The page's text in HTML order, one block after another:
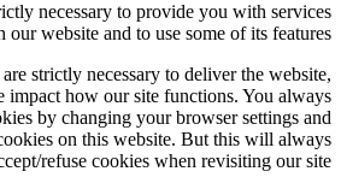
strictly necessary to provide you with
our website and to use some of its
are strictly necessary to deliver the
impact how our site functions. You
cookies by changing your browser settings
all cookies on this website. But this will
accept/refuse cookies when revisiting our